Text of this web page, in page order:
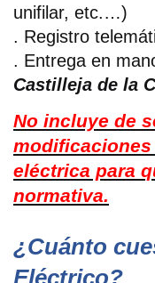
unifilar, etc.…)
. Registro
. Entrega en
Castilleja de la
No incluye de
eléctrica para
normativa.
¿Cuánto